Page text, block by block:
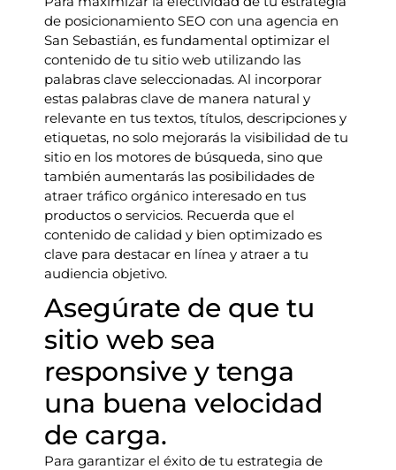
de posicionamiento SEO con una agencia en
San Sebastián, es fundamental optimizar el
contenido de tu sitio web utilizando las
palabras clave seleccionadas. Al incorporar
estas palabras clave de manera natural y
relevante en tus textos, títulos, descripciones y
etiquetas, no solo mejorarás la visibilidad de tu
sitio en los motores de búsqueda, sino que
también aumentarás las posibilidades de
atraer tráfico orgánico interesado en tus
productos o servicios. Recuerda que el
contenido de calidad y bien optimizado es
clave para destacar en línea y atraer a tu
audiencia objetivo.
Asegúrate de que tu
sitio web sea
responsive y tenga
una buena velocidad
de carga.
Para garantizar el éxito de tu estrategia de